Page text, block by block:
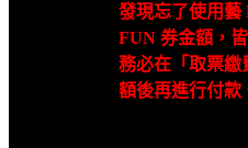
發現忘了使用藝
FUN 券金額，
務必在「取票繳
額後再進行付款